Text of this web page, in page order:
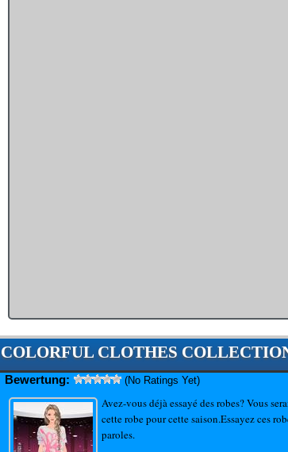
COLORFUL CLOTHES
Bewertung: (No Ratings Yet)
Avez-vous déjà essayé des robes? Vous
cette robe pour cette saison.Essayez ces
paroles.